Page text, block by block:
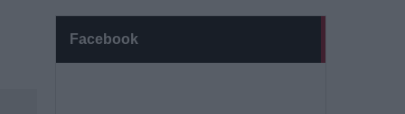
Facebook